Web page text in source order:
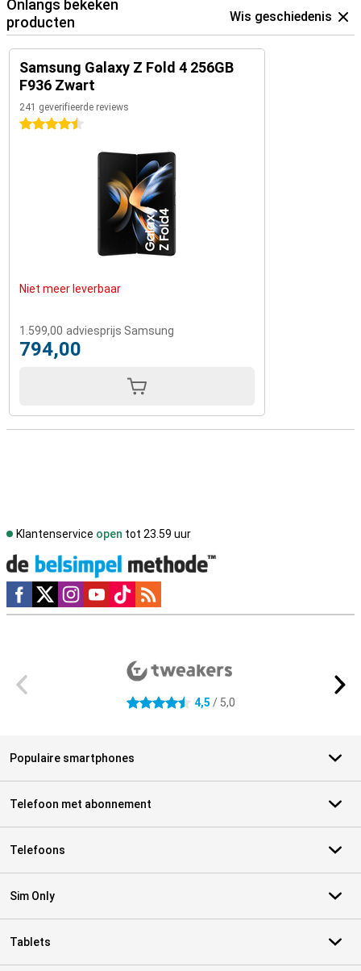
Onlangs bekeken
producten
Wis geschiedenis
Samsung Galaxy Z Fold 4 256GB
F936 Zwart
241 geverifieerde reviews
4.5 sterren
Niet meer leverbaar
1.599,00 adviesprijs Samsung
794,00
Klantenservice open tot 23.59 uur
Social media
4.5 sterren 4,5 / 5,0
Populaire smartphones
Telefoon met abonnement
Telefoons
Sim Only
Tablets